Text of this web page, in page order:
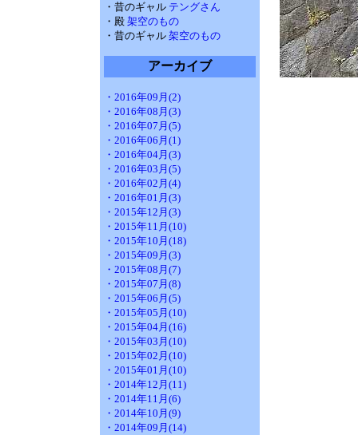
・昔のギャル テングさん
・殿 架空のもの
・昔のギャル 架空のもの
アーカイブ
・2016年09月(2)
・2016年08月(3)
・2016年07月(5)
・2016年06月(1)
・2016年04月(3)
・2016年03月(5)
・2016年02月(4)
・2016年01月(3)
・2015年12月(3)
・2015年11月(10)
・2015年10月(18)
・2015年09月(3)
・2015年08月(7)
・2015年07月(8)
・2015年06月(5)
・2015年05月(10)
・2015年04月(16)
・2015年03月(10)
・2015年02月(10)
・2015年01月(10)
・2014年12月(11)
・2014年11月(6)
・2014年10月(9)
・2014年09月(14)